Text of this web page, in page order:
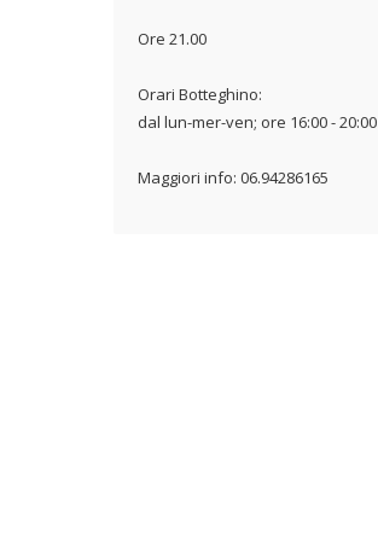
Ore 21.00
Orari Botteghino:
dal lun-mer-ven; ore 16:00 - 20:00
Maggiori info: 06.94286165